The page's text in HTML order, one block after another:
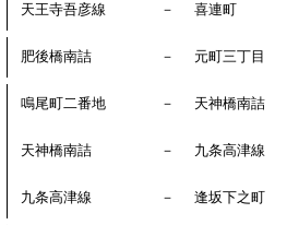
天王寺吾彦線 － 喜連町
肥後橋南詰 － 元町三丁目
鳴尾町二番地 － 天神橋南詰
天神橋南詰 － 九条高津線
九条高津線 － 逢坂下之町